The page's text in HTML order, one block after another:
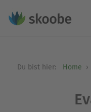
Du bist hier: Home